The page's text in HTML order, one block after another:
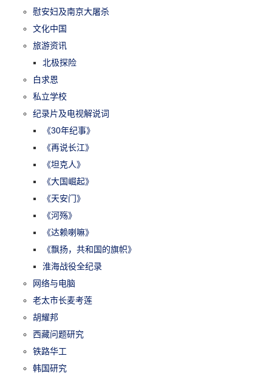
慰安妇及南京大屠杀
文化中国
旅游资讯
北极探险
白求恩
私立学校
纪录片及电视解说词
《30年纪事》
《再说长江》
《坦克人》
《大国崛起》
《天安门》
《河殇》
《达赖喇嘛》
《飘扬，共和国的旗帜》
淮海战役全纪录
网络与电脑
老太市长麦考莲
胡耀邦
西藏问题研究
铁路华工
韩国研究